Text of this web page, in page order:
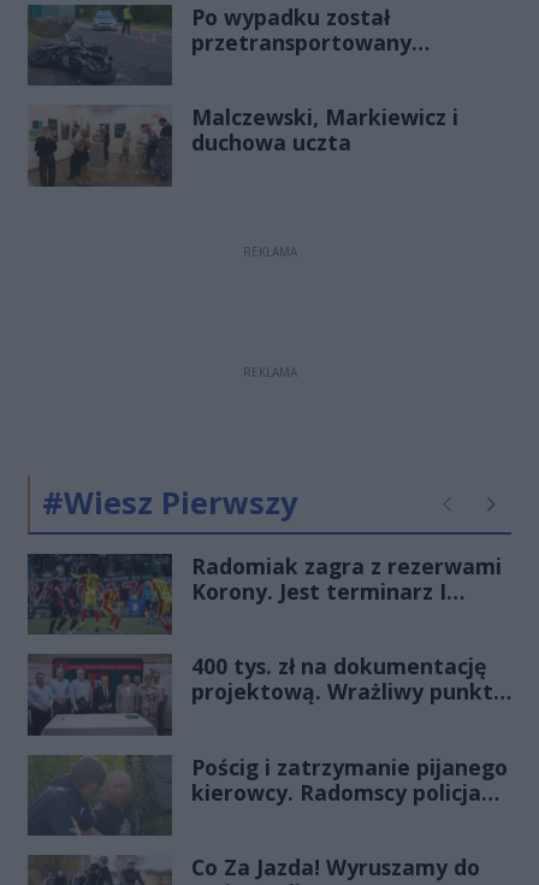
Po wypadku został
przetransportowany
Malczewski, Markiewicz i
duchowa uczta
REKLAMA
REKLAMA
#Wiesz Pierwszy Poprzednie
Radomiak zagra z rezerwami
Korony. Jest terminarz I
400 tys. zł na dokumentację
projektową. Wrażliwy punkt
Pościg i zatrzymanie pijanego
kierowcy. Radomscy policjanci
Co Za Jazda! Wyruszamy do